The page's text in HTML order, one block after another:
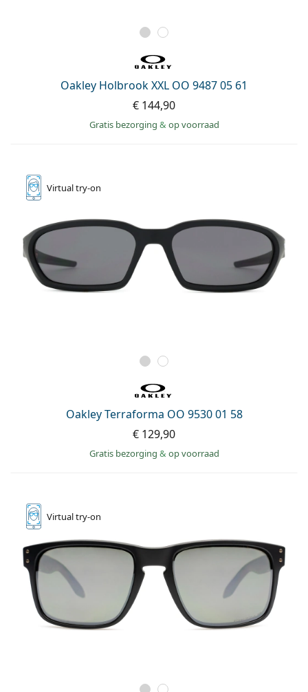
Oakley Holbrook XXL OO 9487 05 61
€ 144,90
Gratis bezorging & op voorraad
Virtualtry-on
Oakley Terraforma OO 9530 01 58
€ 129,90
Gratis bezorging & op voorraad
Virtualtry-on